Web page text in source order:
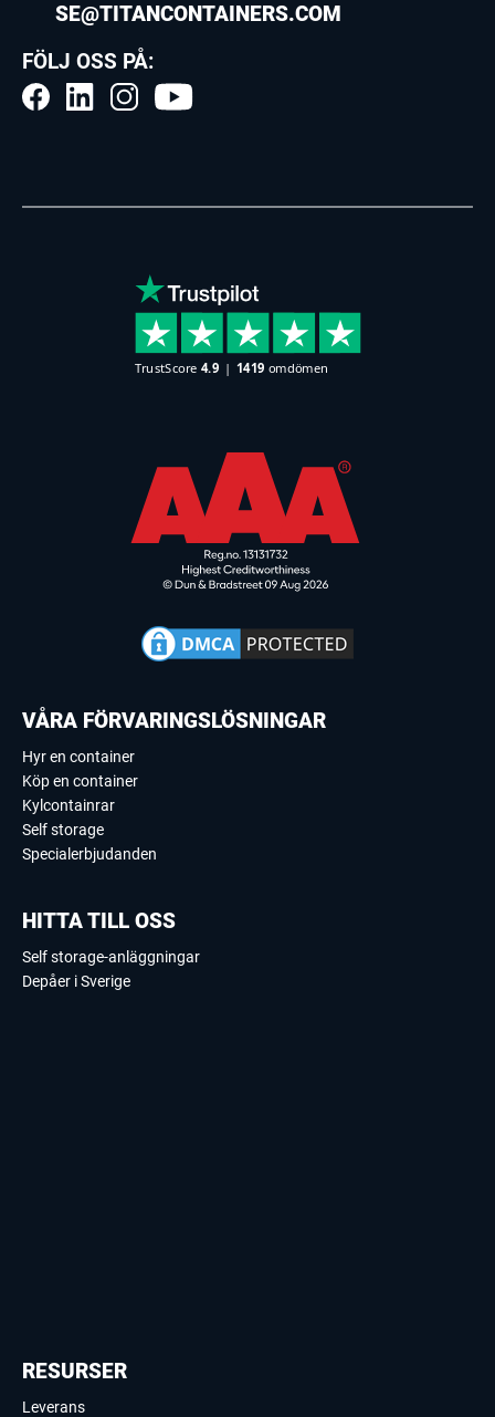
SE@TITANCONTAINERS.COM
FÖLJ OSS PÅ:
VÅRA FÖRVARINGSLÖSNINGAR
Hyr en container
Köp en container
Kylcontainrar
Self storage
Specialerbjudanden
HITTA TILL OSS
Self storage-anläggningar
Depåer i Sverige
RESURSER
Leverans